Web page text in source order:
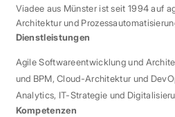
Viadee aus Münster ist seit 1994 auf
Architektur und
Dienstleistungen
Agile Softwareentwicklung und
und BPM,Cloud-Architektur und
Analytics, IT-Strategie und
Kompetenzen